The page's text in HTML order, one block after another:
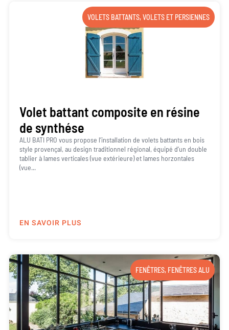
VOLETS BATTANTS,VOLETS ET PERSIENNES
Volet battant composite en résine
de synthése
ALU BATI PRO vous propose l’installation de volets battants en bois
style provençal, au design traditionnel régional, équipé d’un double
tablier à lames verticales (vue extérieure) et lames horzontales
(vue...
EN SAVOIR PLUS
FENÊTRES, FENÊTRES ALU